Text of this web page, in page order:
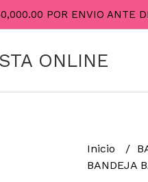
POR ENVIO ANTE
ONLINE
Inicio
BANDEJA